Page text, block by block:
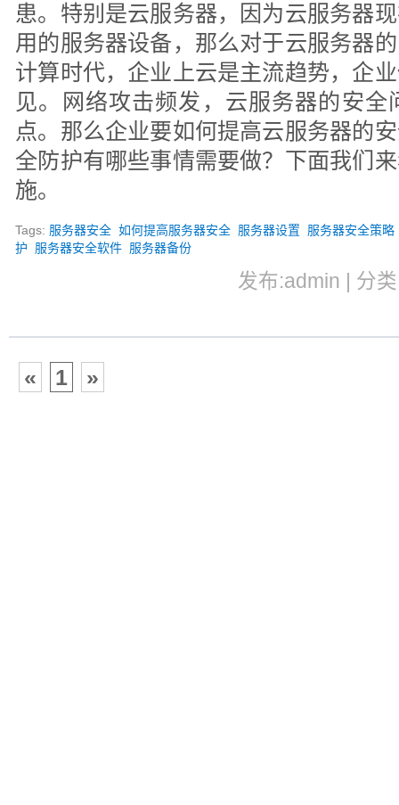
患。特别是云服务器，因为云服务器
用的服务器设备，那么对于云服务器
计算时代，企业上云是主流趋势，企
见。网络攻击频发，云服务器的安
点。那么企业要如何提高云服务器的
全防护有哪些事情需要做？下面我们
施。
Tags: 服务器安全 如何提高服务器安全 服务器设置
服务器安全策略
护
服务器安全软件 服务器备份
发布:admin | 分
« 1 »